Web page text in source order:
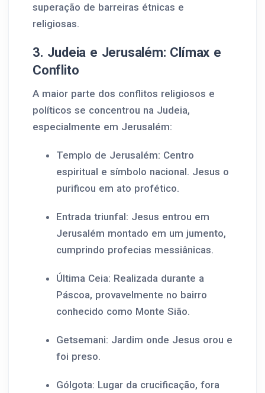
superação de barreiras étnicas e
religiosas.
3. Judeia e Jerusalém: Clímax e
Conflito
A maior parte dos conflitos religiosos e
políticos se concentrou na Judeia,
especialmente em Jerusalém:
Templo de Jerusalém: Centro
espiritual e símbolo nacional. Jesus o
purificou em ato profético.
Entrada triunfal: Jesus entrou em
Jerusalém montado em um jumento,
cumprindo profecias messiânicas.
Última Ceia: Realizada durante a
Páscoa, provavelmente no bairro
conhecido como Monte Sião.
Getsemani: Jardim onde Jesus orou e
foi preso.
Gólgota: Lugar da crucificação, fora